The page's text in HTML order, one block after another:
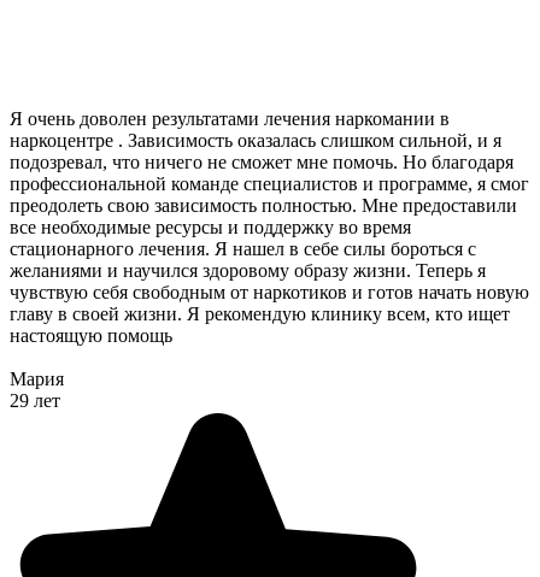
Я очень доволен результатами лечения наркомании в
наркоцентре . Зависимость оказалась слишком сильной, и я
подозревал, что ничего не сможет мне помочь. Но благодаря
профессиональной команде специалистов и программе, я смог
преодолеть свою зависимость полностью. Мне предоставили
все необходимые ресурсы и поддержку во время
стационарного лечения. Я нашел в себе силы бороться с
желаниями и научился здоровому образу жизни. Теперь я
чувствую себя свободным от наркотиков и готов начать новую
главу в своей жизни. Я рекомендую клинику всем, кто ищет
настоящую помощь
Мария
29 лет